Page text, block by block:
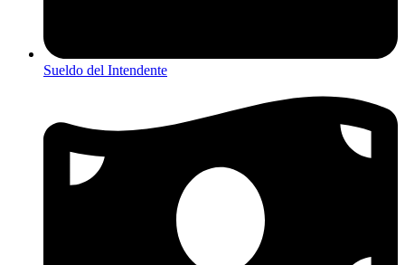
Sueldo del Intendente